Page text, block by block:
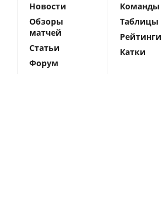
Новости
Обзоры
матчей
Статьи
Форум
Команды
Таблицы
Рейтинги
Катки